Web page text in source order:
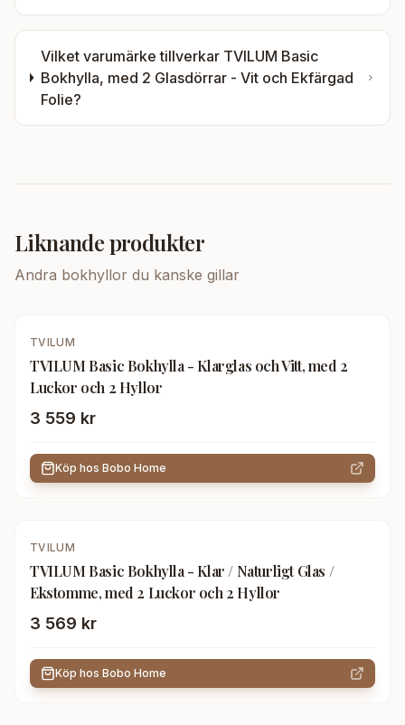
Vilket varumärke tillverkar TVILUM Basic
Bokhylla, med 2 Glasdörrar - Vit och Ekfärgad
Folie?
Liknande produkter
Andra bokhyllor du kanske gillar
TVILUM
TVILUM Basic Bokhylla - Klarglas och Vitt, med 2
Luckor och 2 Hyllor
3 559 kr
Köp hos Bobo Home
TVILUM
TVILUM Basic Bokhylla - Klar / Naturligt Glas /
Ekstomme, med 2 Luckor och 2 Hyllor
3 569 kr
Köp hos Bobo Home